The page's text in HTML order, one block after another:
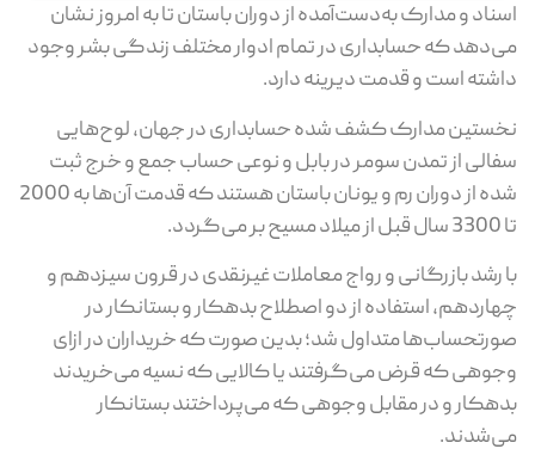
اسناد و مدارک به‌دست‌آمده از دوران باستان تا به امروز نشان
می‌دهد که حسابداری در تمام ادوار مختلف زندگی بشر وجود
داشته است و قدمت دیرینه دارد.
نخستین مدارک کشف شده حسابداری در جهان، لوح‌هایی
سفالی از تمدن سومر در بابل و نوعی حساب جمع و خرج ثبت
شده از دوران رم و یونان باستان هستند که قدمت آن‌ها به 2000
تا 3300 سال قبل از میلاد مسیح بر می‌گردد.
با رشد بازرگانی و رواج معاملات غیرنقدی در قرون سیزدهم و
چهاردهم، استفاده از دو اصطلاح بدهکار و بستانکار در
صورتحساب‌ها متداول شد؛ بدین صورت که خریداران در ازای
وجوهی که قرض می‌گرفتند یا کالایی که نسیه می‌خریدند
بدهکار و در مقابل وجوهی که می‌پرداختند بستانکار
می‌شدند.